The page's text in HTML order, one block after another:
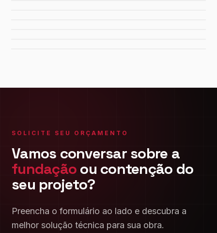
SOLICITE SEU ORÇAMENTO
Vamos conversar sobre a
fundação ou contenção do
seu projeto?
Preencha o formulário ao lado e descubra a
melhor solução técnica para sua obra.